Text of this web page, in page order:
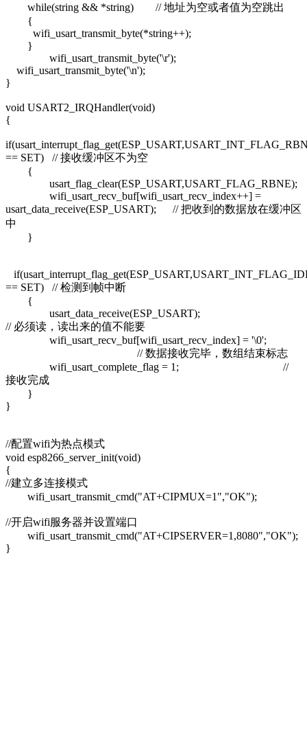
while(string && *string) // 地址为空或者值为空跳出
{
wifi_usart_transmit_byte(*string++);
}
wifi_usart_transmit_byte('\r');
wifi_usart_transmit_byte('\n');
}
void USART2_IRQHandler(void)
{
== SET) // 接收缓冲区不为空
{
usart_flag_clear(ESP_USART,USART_FLAG_RBNE);
wifi_usart_recv_buf[wifi_usart_recv_index++] =
usart_data_receive(ESP_USART); // 把收到的数据放在缓冲区
中
}
== SET) // 检测到帧中断
{
usart_data_receive(ESP_USART);
// 必须读，读出来的值不能要
wifi_usart_recv_buf[wifi_usart_recv_index] = '\0';
// 数据接收完毕，数组结束标志
wifi_usart_complete_flag = 1; //
接收完成
}
}
//配置wifi为热点模式
void esp8266_server_init(void)
{
//建立多连接模式
wifi_usart_transmit_cmd("AT+CIPMUX=1","OK");
//开启wifi服务器并设置端口
wifi_usart_transmit_cmd("AT+CIPSERVER=1,8080","OK");
}